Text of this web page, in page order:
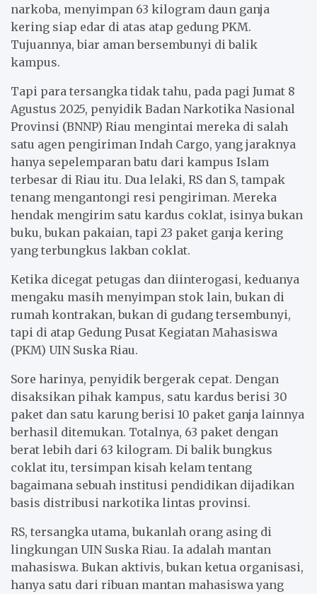
k
p
narkoba, menyimpan 63 kilogram daun ganja
kering siap edar di atas atap gedung PKM.
Tujuannya, biar aman bersembunyi di balik
kampus.
Tapi para tersangka tidak tahu, pada pagi Jumat 8
Agustus 2025, penyidik Badan Narkotika Nasional
Provinsi (BNNP) Riau mengintai mereka di salah
satu agen pengiriman Indah Cargo, yang jaraknya
hanya sepelemparan batu dari kampus Islam
terbesar di Riau itu. Dua lelaki, RS dan S, tampak
tenang mengantongi resi pengiriman. Mereka
hendak mengirim satu kardus coklat, isinya bukan
buku, bukan pakaian, tapi 23 paket ganja kering
yang terbungkus lakban coklat.
Ketika dicegat petugas dan diinterogasi, keduanya
mengaku masih menyimpan stok lain, bukan di
rumah kontrakan, bukan di gudang tersembunyi,
tapi di atap Gedung Pusat Kegiatan Mahasiswa
(PKM) UIN Suska Riau.
Sore harinya, penyidik bergerak cepat. Dengan
disaksikan pihak kampus, satu kardus berisi 30
paket dan satu karung berisi 10 paket ganja lainnya
berhasil ditemukan. Totalnya, 63 paket dengan
berat lebih dari 63 kilogram. Di balik bungkus
coklat itu, tersimpan kisah kelam tentang
bagaimana sebuah institusi pendidikan dijadikan
basis distribusi narkotika lintas provinsi.
RS, tersangka utama, bukanlah orang asing di
lingkungan UIN Suska Riau. Ia adalah mantan
mahasiswa. Bukan aktivis, bukan ketua organisasi,
hanya satu dari ribuan mantan mahasiswa yang